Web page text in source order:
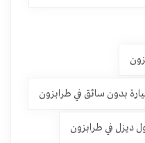
بدون سائق في طرابزون
ديزل في طرابزون